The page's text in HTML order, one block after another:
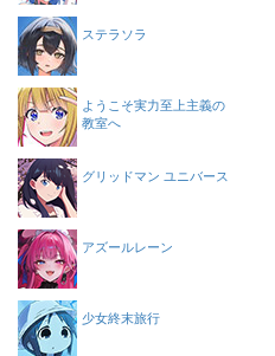
ステラソラ
ようこそ実力至上主義の
教室へ
グリッドマン ユニバース
アズールレーン
少女終末旅行